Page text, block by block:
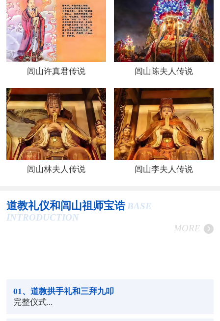
闾山许真君传说 闾山陈夫人传说
闾山林夫人传说 闾山李夫人传说
道教礼仪和闾山祖师宝诰 BASE
INTRODUCTION
MORE
01 、道教拱手礼和三拜九叩
完整仪式...